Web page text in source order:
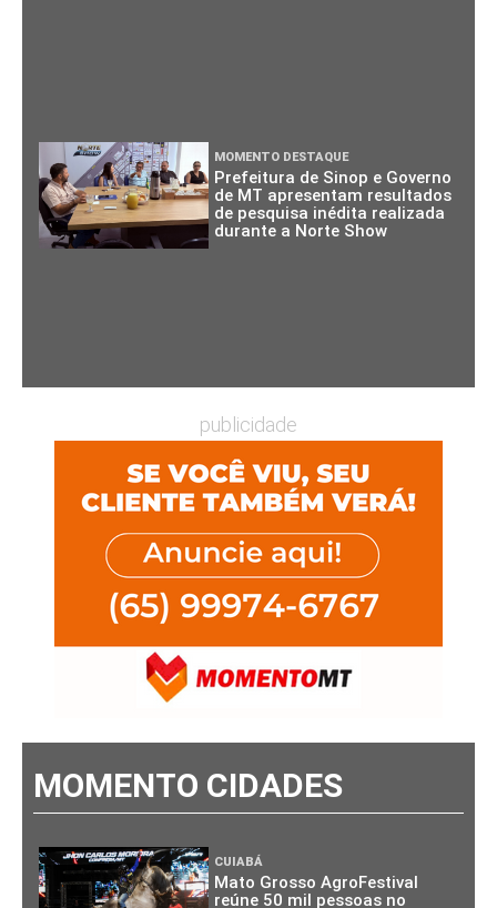
MOMENTO DESTAQUE
Prefeitura de Sinop e Governo
de MT apresentam resultados
de pesquisa inédita realizada
durante a Norte Show
publicidade
MOMENTO CIDADES
CUIABÁ
Mato Grosso AgroFestival
reúne 50 mil pessoas no